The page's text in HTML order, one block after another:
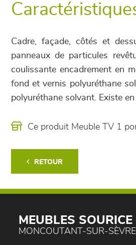
Cadre, façade, côtés et
panneaux de particules
coulissante encadrement en
fond et vernis polyuréthane
polyuréthane solvant. Existe
Ce produit Meuble TV 1
RETOUR
MEUBLES SOURICE
MONCOUTANT-SUR-